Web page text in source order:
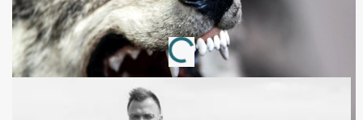
Annonce
Loading...